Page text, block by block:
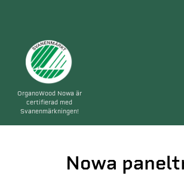
OrganoWood Nowa är
certifierad med
Svanenmärkningen!
Nowa